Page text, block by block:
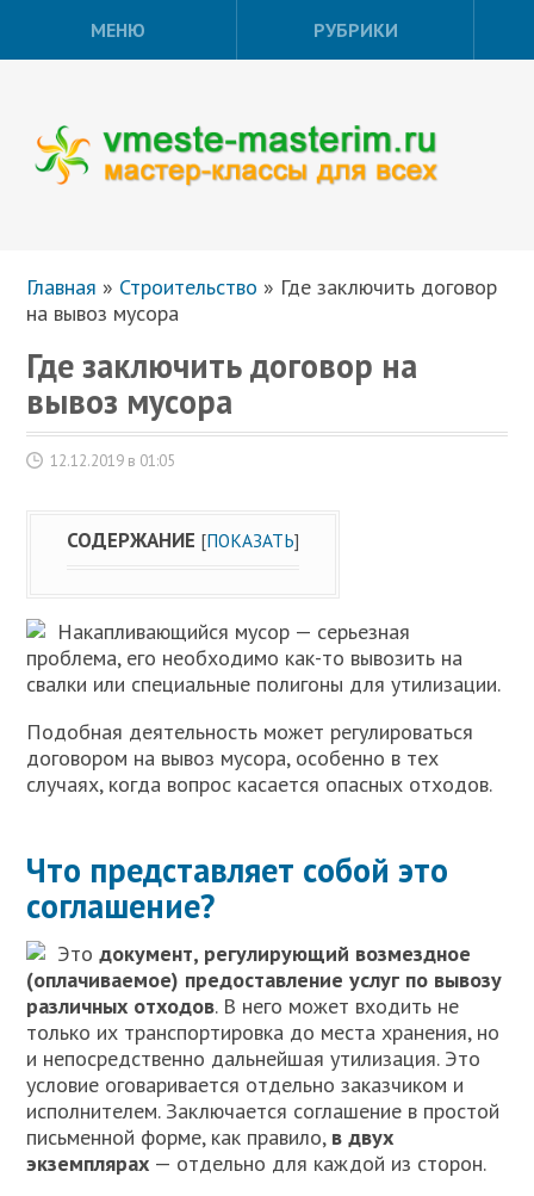
МЕНЮ РУБРИКИ
Главная » Строительство » Где заключить договор
на вывоз мусора
Где заключить договор на
вывоз мусора
12.12.2019 в 01:05
СОДЕРЖАНИЕ [ПОКАЗАТЬ]
Накапливающийся мусор — серьезная
проблема, его необходимо как-то вывозить на
свалки или специальные полигоны для утилизации.
Подобная деятельность может регулироваться
договором на вывоз мусора, особенно в тех
случаях, когда вопрос касается опасных отходов.
Что представляет собой это
соглашение?
Этодокумент, регулирующий возмездное
(оплачиваемое) предоставление услуг по вывозу
различных отходов. В него может входить не
только их транспортировка до места хранения, но
и непосредственно дальнейшая утилизация. Это
условие оговаривается отдельно заказчиком и
исполнителем. Заключается соглашение в простой
письменной форме, как правило, в двух
экземплярах — отдельно для каждой из сторон.